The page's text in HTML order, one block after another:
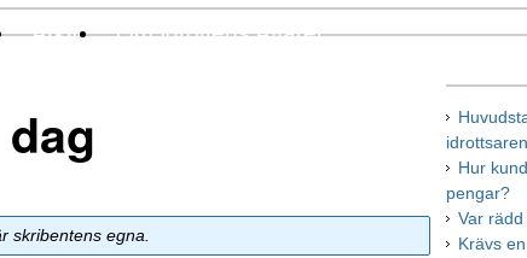
Arkiv Om Idrottens Affärer
skribentens egna.
Hur
pengar?
Var
Krävs